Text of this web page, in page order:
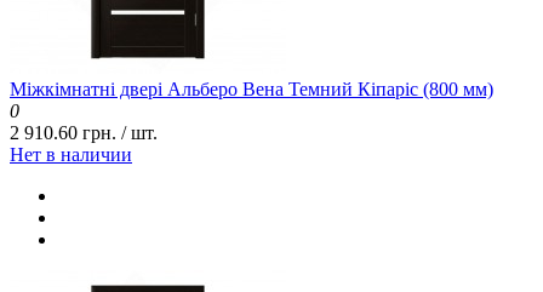
Міжкімнатні двері Альберо Вена Темний Кіпаріс (800 мм)
0
2 910.60 грн. / шт.
Нет в наличии